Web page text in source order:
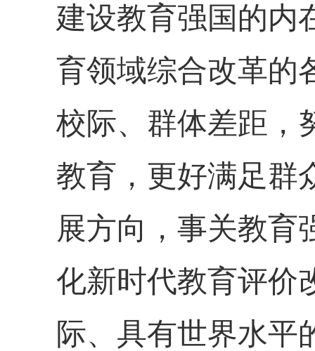
建设教育强国的内
育领域综合改革的
校际、群体差距，
教育，更好满足群
展方向，事关教育
化新时代教育评价
际、具有世界水平